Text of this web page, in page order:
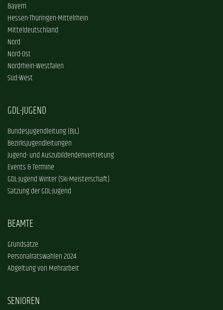
Bayern
Hessen-Thüringen-Mittelrhein
Mitteldeutschland
Nord
Nord-Ost
Nordrhein-Westfalen
Süd-West
GDL-JUGEND
Bundesjugendleitung (BJL)
Bezirksjugendleitungen
Jugend- und Auszubildendenvertretung
Events & Termine
GDL-Jugend Winter (Ski-Meisterschaft)
Satzung der GDL-Jugend
BEAMTE
Grundsätze
Personalratswahlen 2024
Abgeltung von Mehrarbeit
SENIOREN